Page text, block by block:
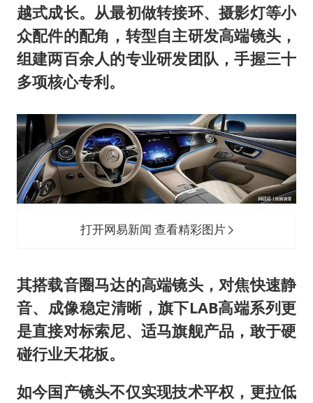
越式成长。从最初做转接环、摄影灯等小
众配件的配角，转型自主研发高端镜头，
组建两百余人的专业研发团队，手握三十
多项核心专利。
打开网易新闻 查看精彩图片
其搭载音圈马达的高端镜头，对焦快速静
音、成像稳定清晰，旗下LAB高端系列更
是直接对标索尼、适马旗舰产品，敢于硬
碰行业天花板。
如今国产镜头不仅实现技术平权，更拉低